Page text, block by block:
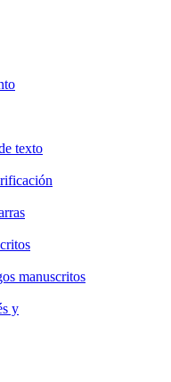
texto
manuscritos
y